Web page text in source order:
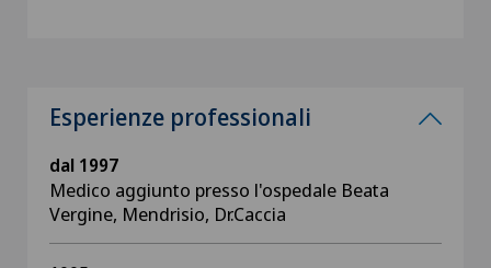
Esperienze professionali
dal 1997
Medico aggiunto presso l'ospedale Beata
Vergine, Mendrisio, Dr.Caccia